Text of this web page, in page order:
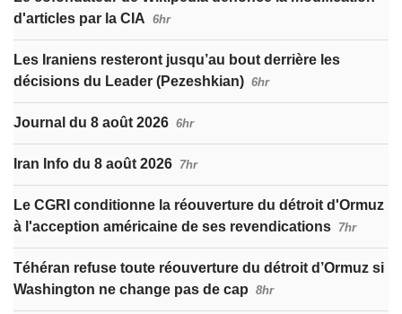
d'articles par la CIA 6hr
Les Iraniens resteront jusqu’au bout derrière les
décisions du Leader (Pezeshkian) 6hr
Journal du 8 août 2026 6hr
Iran Info du 8 août 2026 7hr
Le CGRI conditionne la réouverture du détroit d'Ormuz
à l'acception américaine de ses revendications 7hr
Téhéran refuse toute réouverture du détroit d’Ormuz si
Washington ne change pas de cap 8hr